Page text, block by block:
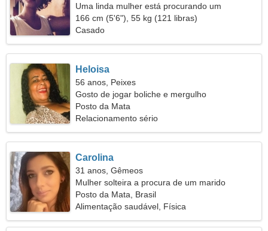
Uma linda mulher está procurando um
relacionamento amoroso
166 cm (5'6"), 55 kg (121 libras)
Casado
Heloisa
56 anos, Peixes
Gosto de jogar boliche e mergulho
Posto da Mata
Relacionamento sério
Carolina
31 anos, Gêmeos
Mulher solteira a procura de um marido
Posto da Mata, Brasil
Alimentação saudável, Física